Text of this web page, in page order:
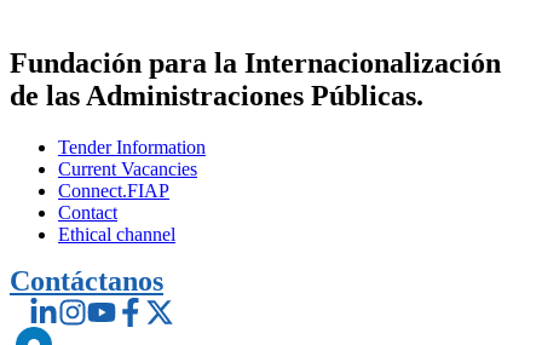
Fundación para la Internacionalización
de las Administraciones Públicas.
Tender Information
Current Vacancies
Connect.FIAP
Contact
Ethical channel
Contáctanos